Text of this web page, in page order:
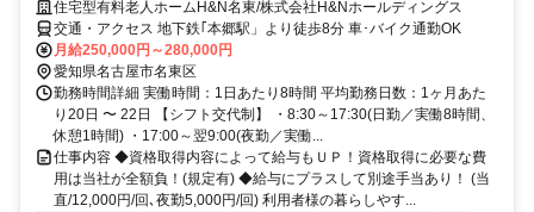
住宅型有料老人ホームH&N名東/株式会社H&Nホールディングス
交通・アクセス 地下鉄｢本郷駅」より徒歩8分 車･バイク通勤OK
月給250,000円～280,000円
愛知県名古屋市名東区
勤務時間詳細 実働時間：1日あたり8時間 平均勤務日数：1ヶ月あた
り20日 〜 22日 【シフト交代制】 ・8:30～17:30(日勤／実働8時間、
休憩1時間) ・17:00～翌9:00(夜勤／実働...
仕事内容 ◆資格取得内容によって給与もＵＰ！資格取得に必要な費
用は当社が全額負！(規定有) ◆給与にプラスして別途手当あり！ (当
直/12,000円/回､夜勤5,000円/回) 利用者様の暮らしやす...